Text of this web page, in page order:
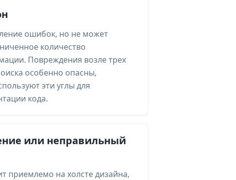
ошибок, но не может
количество
Повреждения возле трех
особенно опасны,
эти углы для
кода.
или неправильный
приемлемо на холсте дизайна,